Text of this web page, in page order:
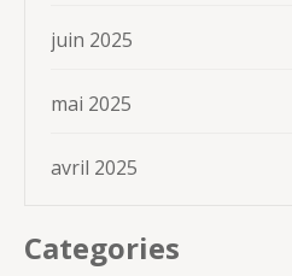
juin 2025
mai 2025
avril 2025
Categories